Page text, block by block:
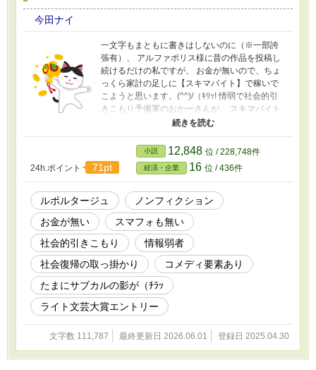
お題企画で書いた作品を改稿したものです。 ----
説家になろうにも掲載しています。
今田ナイ
一文字もまともに書きはしないのに（※一部誇
張有）、 アルファポリス様に昔の作品を投稿し
続けるだけの私ですが、 お金が無いので、ちょ
っくら家計の足しに【スキマバイト】で稼いで
こようと思います。(^^)/（ｷﾘｯ! 情弱で社会的引
きこもり予備軍のおかーさんが、 スキマバイト
アプリに登録するまですら、果てしなく遠いの
ですが、 ますますもって『ファンタジーを書く
までの果てしなく遠い道のり』になって参りま
した。 まさにファンタジーを書くまで三千里
（最大1,500キロ）状態どころか、 ファンタジー
を書くまでに天竺までお経を取りに行って三万
キロ（往復で？）です。 ★2025/5第8回ライト
文芸大賞・2026/5第9回ライト文芸大賞では格別
のお引き立てを賜りありがとうございました。(-
人-) ★2027/5第10回ライト文芸大賞（未定）の
時期になりましたら、また投稿を再開する予定
です。ご縁がありましたらまたよろしくお願い
いたします。(-人-) ※案件じゃないです。一円も
頂いてはおりません。(^_^;) ※当ルポは特定のス
キマバイトサービスをオススメするものではあ
りません。 ※各種スキマバイトサービスのご利
用については、各自の判断でお願い致します。(-
人-) -------------- ※カテゴリーに迷いましたが、一
応社会派（？）なのでこちらに置かせてくださ
24h.ポイント 71pt
小説 12,848 位 / 228,748件
経済・企業 16 位 / 436件
ルポルタージュ
ノンフィクション
お金が無い
スマフォも無い
社会的引きこもり
情報弱者
社会復帰の取っ掛かり
コメディ要素あり
たまにサブカルの影が（ﾁﾗｯ
ライト文芸大賞エントリー
文字数 111,787 最終更新日 2026.06.01 登録日 2025.04.30